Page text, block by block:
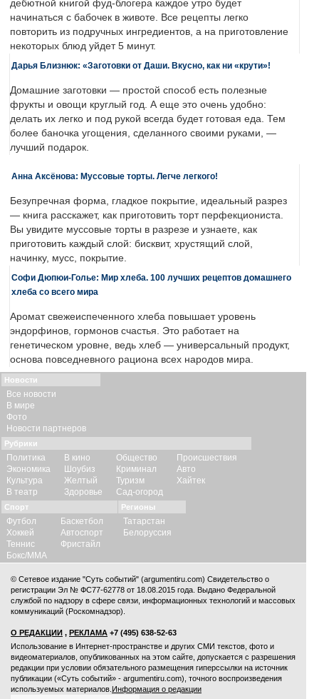
дебютной книгой фуд-блогера каждое утро будет
начинаться с бабочек в животе. Все рецепты легко
повторить из подручных ингредиентов, а на приготовление
некоторых блюд уйдет 5 минут.
Дарья Близнюк: «Заготовки от Даши. Вкусно, как ни «крути»!
Домашние заготовки — простой способ есть полезные
фрукты и овощи круглый год. А еще это очень удобно:
делать их легко и под рукой всегда будет готовая еда. Тем
более баночка угощения, сделанного своими руками, —
лучший подарок.
Анна Аксёнова: Муссовые торты. Легче легкого!
Безупречная форма, гладкое покрытие, идеальный разрез
— книга расскажет, как приготовить торт перфекциониста.
Вы увидите муссовые торты в разрезе и узнаете, как
приготовить каждый слой: бисквит, хрустящий слой,
начинку, мусс, покрытие.
Софи Дюпюи-Голье: Мир хлеба. 100 лучших рецептов домашнего
хлеба со всего мира
Аромат свежеиспеченного хлеба повышает уровень
эндорфинов, гормонов счастья. Это работает на
генетическом уровне, ведь хлеб — универсальный продукт,
основа повседневного рациона всех народов мира.
Новости
Все новости
В мире
Фото
Новости партнеров
Рубрики
Политика
Экономика
Культура
В театр
В кино
Шоубиз
Желтый
Здоровье
Общество
Криминал
Туризм
Сад-огород
Происшествия
Авто
Хайтек
Спорт
Футбол
Хоккей
Теннис
Бокс/ММА
Баскетбол
Автоспорт
Фристайл
Регионы
Татарстан
Белоруссия
© Сетевое издание "Суть событий" (argumentiru.com) Свидетельство о
регистрации Эл № ФС77-62778 от 18.08.2015 года. Выдано Федеральной
службой по надзору в сфере связи, информационных технологий и массовых
коммуникаций (Роскомнадзор).
О РЕДАКЦИИ , РЕКЛАМА +7 (495) 638-52-63
Использование в Интернет-пространстве и других СМИ текстов, фото и
видеоматериалов, опубликованных на этом сайте, допускается с разрешения
редакции при условии обязательного размещения гиперссылки на источник
публикации («Суть событий» - argumentiru.com), точного воспроизведения
используемых материалов. Информация о редакции